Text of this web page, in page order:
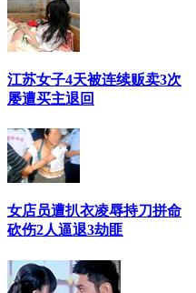
江苏女子4天被连续贩卖3次
屡遭买主退回
女店员遭扒衣凌辱持刀拼命
砍伤2人逼退3劫匪